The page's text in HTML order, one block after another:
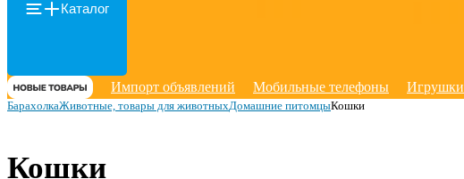
Каталог
Импорт объявлений Мобильные телефоны Игрушки
БарахолкаЖивотные, товары для животныхДомашние питомцыКошки
Кошки